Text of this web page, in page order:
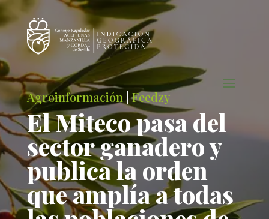
Agroinformación |Feedzy
El Miteco pasa del
sector ganadero y
publica la orden
que amplía a todas